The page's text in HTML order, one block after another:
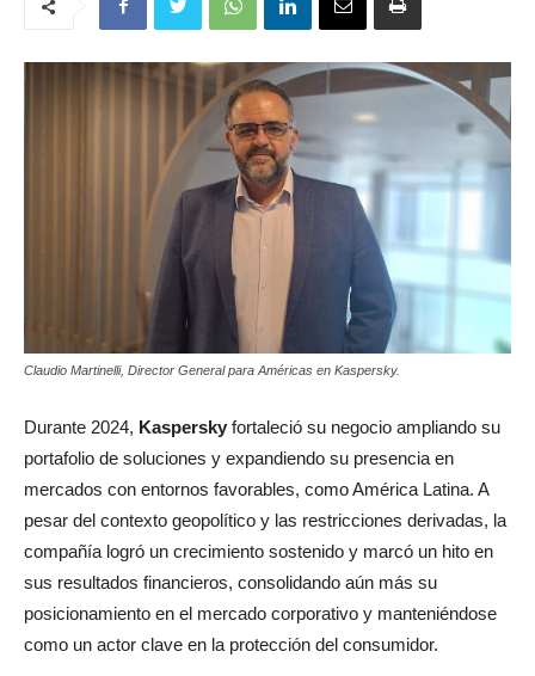
Claudio Martinelli, Director General para Américas en Kaspersky.
Durante 2024, Kaspersky fortaleció su negocio ampliando su
portafolio de soluciones y expandiendo su presencia en
mercados con entornos favorables, como América Latina. A
pesar del contexto geopolítico y las restricciones derivadas, la
compañía logró un crecimiento sostenido y marcó un hito en
sus resultados financieros, consolidando aún más su
posicionamiento en el mercado corporativo y manteniéndose
como un actor clave en la protección del consumidor.